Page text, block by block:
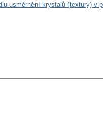
usměrnění krystalů (textury) v